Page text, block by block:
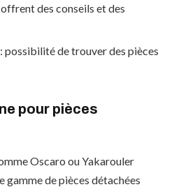
des conseils et des
possibilité de trouver des pièces
pour pièces
Oscaro ou Yakarouler
gamme de pièces détachées